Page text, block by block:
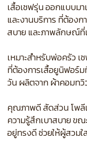
เสื้อเชฟรุ่น ออกแบบมา
และงานบริการ ที่ต้อง
สบาย และภาพลักษณ์ที่
เหมาะสำหรับพ่อครัว เ
ที่ต้องการเสื้อยูนิฟอร์ม
วัน ผลิตจาก ผ้าคอมท
คุณภาพดี สัดส่วน โพลีเ
ความรู้สึกเบาสบาย ข
อยู่ทรงดี ช่วยให้ผู้สวมใ